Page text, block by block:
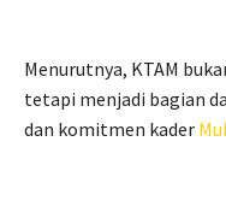
Menurutnya, KTAM
tetapi menjadi bagian
dan komitmen kader